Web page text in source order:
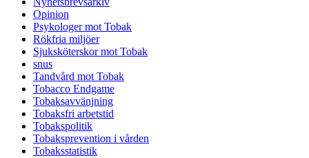
Opinion
Psykologer mot Tobak
Rökfria miljöer
Sjuksköterskor mot Tobak
snus
Tandvård mot Tobak
Tobacco Endgame
Tobaksavvänjning
Tobaksfri arbetstid
Tobakspolitik
Tobaksprevention i vården
Tobaksstatistik